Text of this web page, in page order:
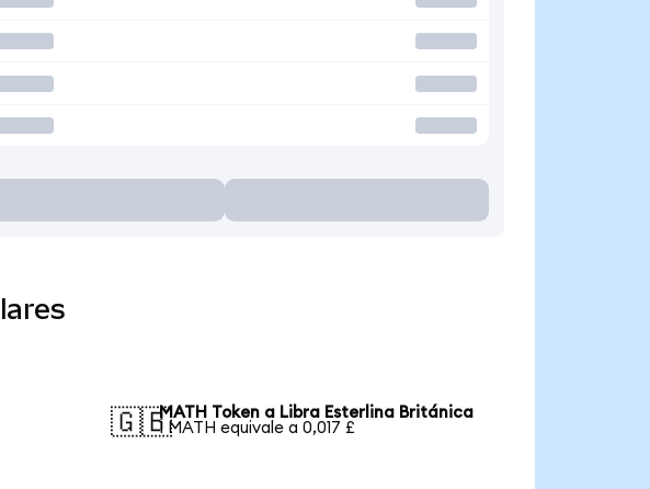
🇬🇧MATH Token a Libra Esterlina Británica
1 MATH equivale a 0,017 £